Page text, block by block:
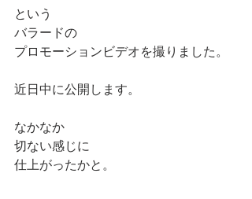
という
バラードの
プロモーションビデオを撮りました。
近日中に公開します。
なかなか
切ない感じに
仕上がったかと。